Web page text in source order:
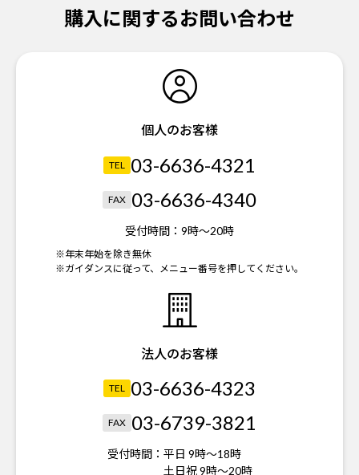
購入に関するお問い合わせ
個人のお客様
TEL 03-6636-4321
FAX 03-6636-4340
受付時間： 9時～20時
※年末年始を除き無休
※ガイダンスに従って、メニュー番号を押してください。
法人のお客様
TEL 03-6636-4323
FAX 03-6739-3821
受付時間： 平日 9時～18時
土日祝 9時～20時